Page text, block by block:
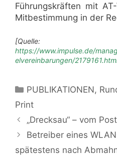
Führungskräften mit
Mitbestimmung in der
[Quelle:
https://www.impulse.de/
elvereinbarungen/
Kategorien
PUBLIKATIONEN,
Print
„Drecksau“ – vom
Betreiber eines
spätestens nach